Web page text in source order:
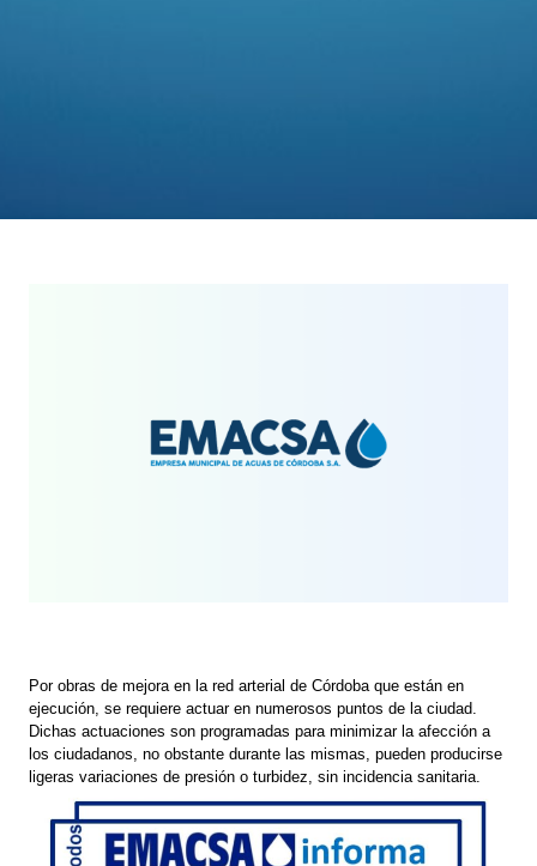
Por obras de mejora en la red arterial de Córdoba que están en
ejecución, se requiere actuar en numerosos puntos de la ciudad.
Dichas actuaciones son programadas para minimizar la afección a
los ciudadanos, no obstante durante las mismas, pueden producirse
ligeras variaciones de presión o turbidez, sin incidencia sanitaria.